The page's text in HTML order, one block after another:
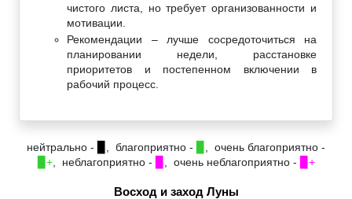
чистого листа, но требует организованности и
мотивации.
Рекомендации – лучше сосредоточиться на
планировании недели, расстановке
приоритетов и постепенном включении в
рабочий процесс.
нейтрально - , благоприятно -
, очень благоприятно -
▉+, неблагоприятно - , очень неблагоприятно - ▉+
Восход и заход Луны